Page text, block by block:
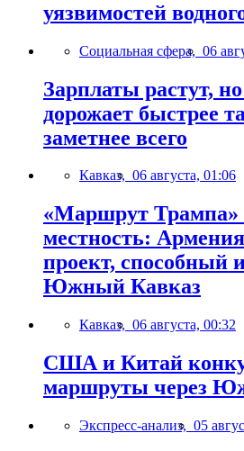
уязвимостей
Социальная сфера, 06
Зарплаты растут,
дорожает быстрее
заметнее всего
Кавказ, 06 августа, 01:06
«Маршрут Трампа»
местность:
проект, способный
Южный Кавказ
Кавказ, 06 августа, 00:32
США и Китай
маршруты через
Экспресс-анализ, 05